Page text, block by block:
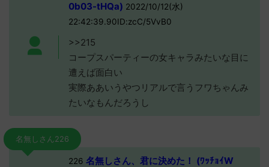
0b03-tHQa) 2022/10/12(水)
22:42:39.90ID:zcC/5VvB0
>>215
コープスパーティーの女キャラみたいな目に
遭えば面白い
実際ああいうやつリアルで言うフワちゃんみ
たいなもんだろうし
名無しさん226
226 名無しさん、君に決めた！ (ﾜｯﾁｮｲW